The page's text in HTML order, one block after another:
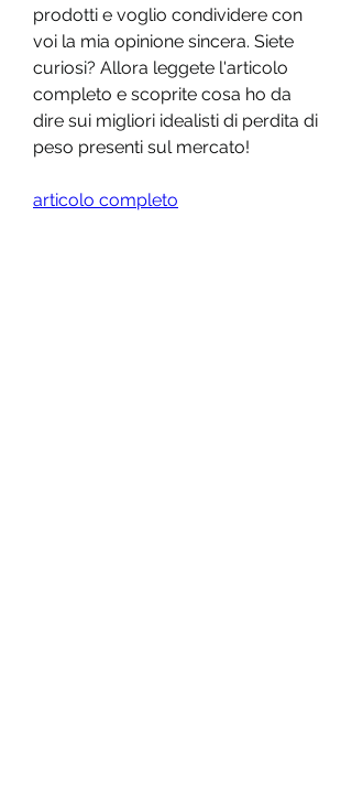
prodotti e voglio condividere con
voi la mia opinione sincera. Siete
curiosi? Allora leggete l'articolo
completo e scoprite cosa ho da
dire sui migliori idealisti di perdita di
peso presenti sul mercato!
articolo completo